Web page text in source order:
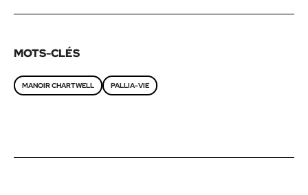
MOTS-CLÉS
MANOIR CHARTWELL PALLIA-VIE